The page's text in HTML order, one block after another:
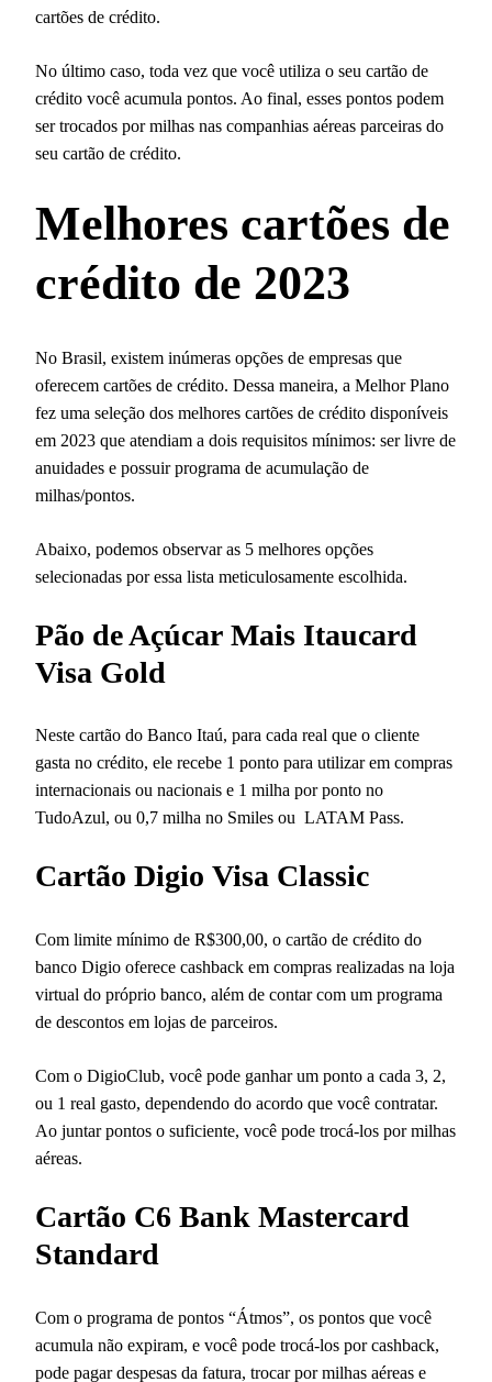
cartões de crédito.
No último caso, toda vez que você utiliza o seu cartão de
crédito você acumula pontos. Ao final, esses pontos podem
ser trocados por milhas nas companhias aéreas parceiras do
seu cartão de crédito.
Melhores cartões de
crédito de 2023
No Brasil, existem inúmeras opções de empresas que
oferecem cartões de crédito. Dessa maneira, a Melhor Plano
fez uma seleção dos melhores cartões de crédito disponíveis
em 2023 que atendiam a dois requisitos mínimos: ser livre de
anuidades e possuir programa de acumulação de
milhas/pontos.
Abaixo, podemos observar as 5 melhores opções
selecionadas por essa lista meticulosamente escolhida.
Pão de Açúcar Mais Itaucard
Visa Gold
Neste cartão do Banco Itaú, para cada real que o cliente
gasta no crédito, ele recebe 1 ponto para utilizar em compras
internacionais ou nacionais e 1 milha por ponto no
TudoAzul, ou 0,7 milha no Smiles ou LATAM Pass.
Cartão Digio Visa Classic
Com limite mínimo de R$300,00, o cartão de crédito do
banco Digio oferece cashback em compras realizadas na loja
virtual do próprio banco, além de contar com um programa
de descontos em lojas de parceiros.
Com o DigioClub, você pode ganhar um ponto a cada 3, 2,
ou 1 real gasto, dependendo do acordo que você contratar.
Ao juntar pontos o suficiente, você pode trocá-los por milhas
aéreas.
Cartão C6 Bank Mastercard
Standard
Com o programa de pontos “Átmos”, os pontos que você
acumula não expiram, e você pode trocá-los por cashback,
pode pagar despesas da fatura, trocar por milhas aéreas e